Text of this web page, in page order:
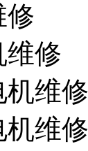
修
维修
机维修
机维修